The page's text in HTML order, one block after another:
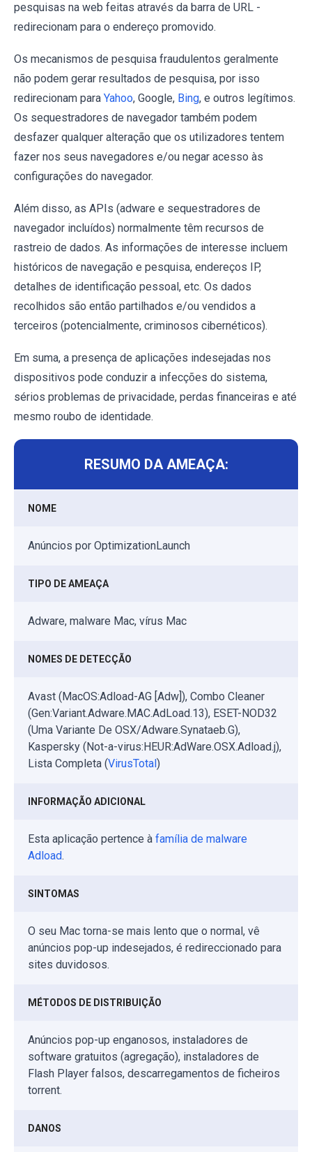
pesquisas na web feitas através da barra de URL -
redirecionam para o endereço promovido.
Os mecanismos de pesquisa fraudulentos geralmente
não podem gerar resultados de pesquisa, por isso
redirecionam para Yahoo, Google, Bing, e outros legítimos.
Os sequestradores de navegador também podem
desfazer qualquer alteração que os utilizadores tentem
fazer nos seus navegadores e/ou negar acesso às
configurações do navegador.
Além disso, as APIs (adware e sequestradores de
navegador incluídos) normalmente têm recursos de
rastreio de dados. As informações de interesse incluem
históricos de navegação e pesquisa, endereços IP,
detalhes de identificação pessoal, etc. Os dados
recolhidos são então partilhados e/ou vendidos a
terceiros (potencialmente, criminosos cibernéticos).
Em suma, a presença de aplicações indesejadas nos
dispositivos pode conduzir a infecções do sistema,
sérios problemas de privacidade, perdas financeiras e até
mesmo roubo de identidade.
RESUMO DA AMEAÇA:
NOME
Anúncios por OptimizationLaunch
TIPO DE AMEAÇA
Adware, malware Mac, vírus Mac
NOMES DE DETECÇÃO
Avast (MacOS:Adload-AG [Adw]), Combo Cleaner
(Gen:Variant.Adware.MAC.AdLoad.13), ESET-NOD32
(Uma Variante De OSX/Adware.Synataeb.G),
Kaspersky (Not-a-virus:HEUR:AdWare.OSX.Adload.j),
Lista Completa (VirusTotal )
INFORMAÇÃO ADICIONAL
Esta aplicação pertence à família de malware
Adload.
SINTOMAS
O seu Mac torna-se mais lento que o normal, vê
anúncios pop-up indesejados, é redireccionado para
sites duvidosos.
MÉTODOS DE DISTRIBUIÇÃO
Anúncios pop-up enganosos, instaladores de
software gratuitos (agregação), instaladores de
Flash Player falsos, descarregamentos de ficheiros
torrent.
DANOS